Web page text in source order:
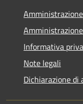
Informativa
Note legali
Dichiarazione di